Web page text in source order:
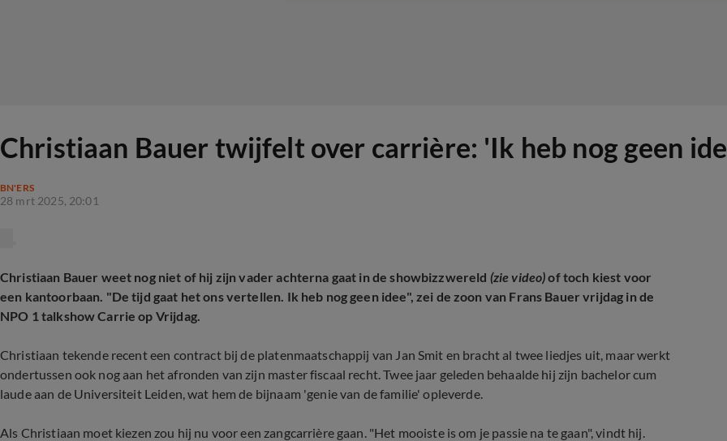
Christiaan Bauer twijfelt over carrière: 'Ik heb nog geen
BN'ERS
28 mrt 2025, 20:01
Christiaan Bauer weet nog niet of hij zijn vader achterna gaat in de showbizzwereld (zie video)of toch kiest voor
een kantoorbaan. "De tijd gaat het ons vertellen. Ik heb nog geen idee", zei de zoon van Frans Bauer vrijdag in de
NPO 1 talkshow Carrie op Vrijdag.
Christiaan tekende recent een contract bij de platenmaatschappij van Jan Smit en bracht al twee liedjes uit, maar werkt
ondertussen ook nog aan het afronden van zijn master fiscaal recht. Twee jaar geleden behaalde hij zijn bachelor cum
laude aan de Universiteit Leiden, wat hem de bijnaam 'genie van de familie' opleverde.
Als Christiaan moet kiezen zou hij nu voor een zangcarrière gaan. "Het mooiste is om je passie na te gaan", vindt hij.